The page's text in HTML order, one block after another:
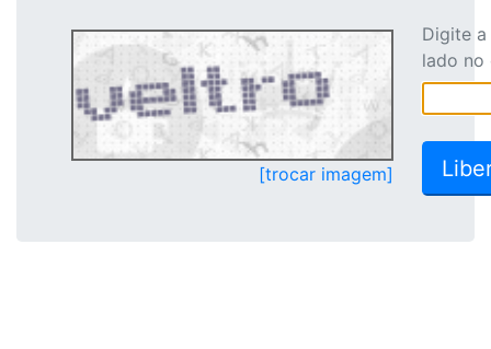
[trocar imagem]
Digite
lado no